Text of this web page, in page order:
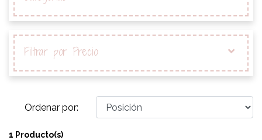
Filtrar por Precio
1 Producto(s)
Ordenar por: